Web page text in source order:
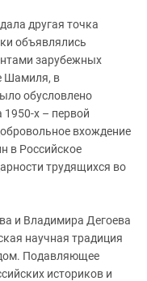
другая точка
объявлялись
зарубежных
Шамиля, в
обусловлено
х – первой
вхождение
в Российское
трудящихся во
и Владимира Дегоева
научная традиция
Подавляющее
историков и